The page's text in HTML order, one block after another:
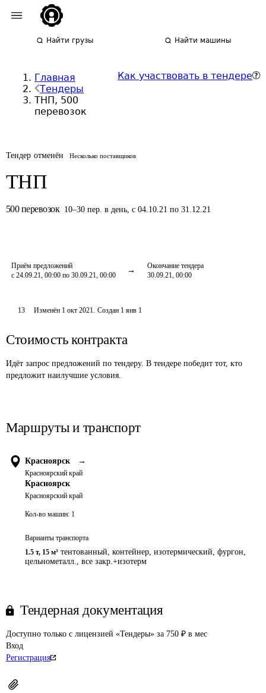
Найти грузы Найти машины
Главная
Тендеры
ТНП, 500
перевозок
Как участвовать в тендере
Тендер отменён Несколько поставщиков
ТНП
500 перевозок 10–30 пер. в день,с 04.10.21 по 31.12.21
Приём предложений
с 24.09.21, 00:00 по 30.09.21, 00:00
Окончание тендера
30.09.21, 00:00
13 Изменён 1 окт 2021. Создан 1 янв 1
Стоимость контракта
Идёт запрос предложений по тендеру. В тендере победит тот, кто
предложит наилучшие условия.
Маршруты и транспорт
Красноярск →
Красноярский край
Красноярск
Красноярский край
Кол-во машин: 1
Варианты транспорта
1.5 т, 15 м³ тентованный, контейнер, изотермический, фургон,
цельнометалл., все закр.+изотерм
Тендерная документация
Доступно только с лицензией «Тендеры» за 750 ₽ в мес
Вход
Регистрация